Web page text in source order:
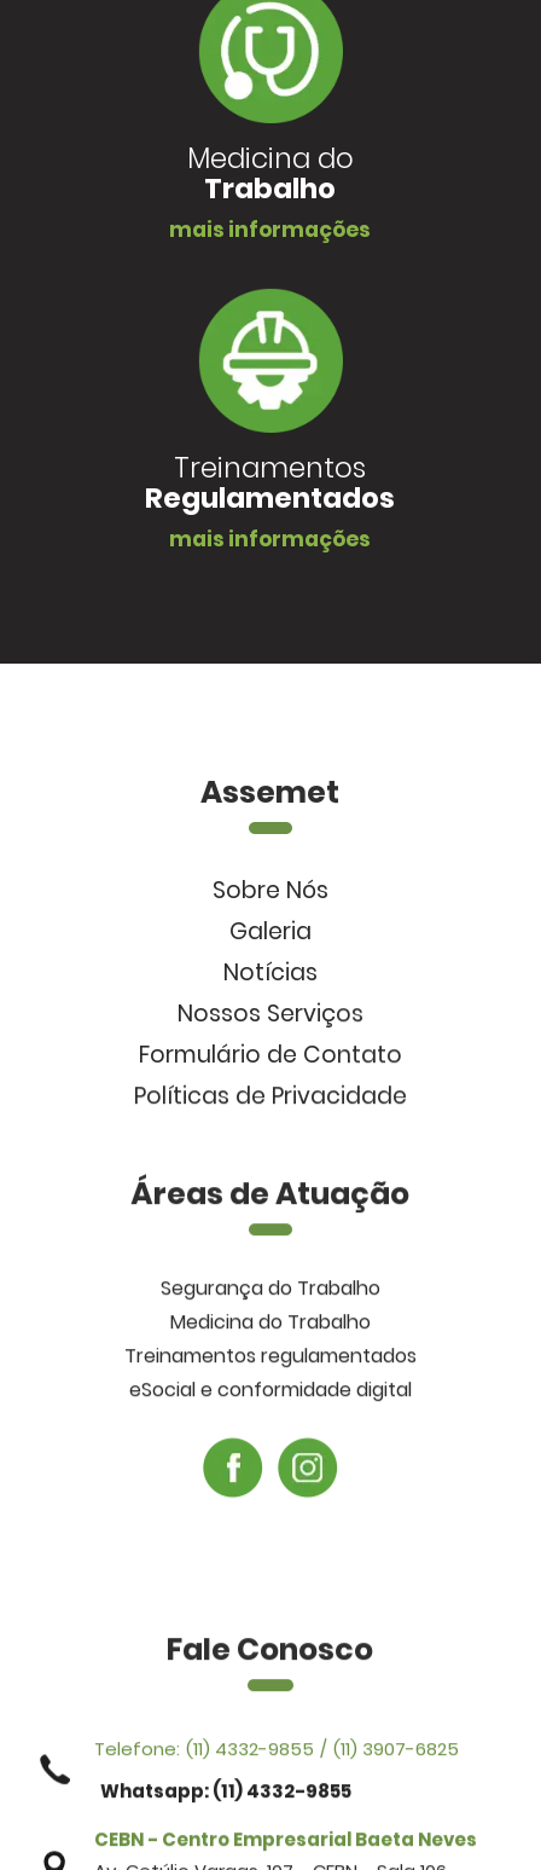
Medicina do
Trabalho
mais informações
Treinamentos
Regulamentados
mais informações
Assemet
Sobre Nós
Galeria
Notícias
Nossos Serviços
Formulário de Contato
Políticas de Privacidade
Áreas de Atuação
Segurança do Trabalho
Medicina do Trabalho
Treinamentos regulamentados
eSocial e conformidade digital
Fale Conosco
Telefone: (11) 4332-9855 / (11) 3907-6825
Whatsapp: (11) 4332-9855
CEBN - Centro Empresarial Baeta Neves